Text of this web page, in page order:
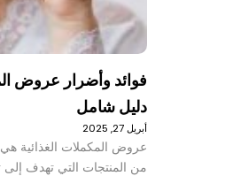
فوائد وأضرار عروض
دليل شامل
أبريل 27, 2025
عروض المكملات الغذائية
من المنتجات التي تهدف إلى